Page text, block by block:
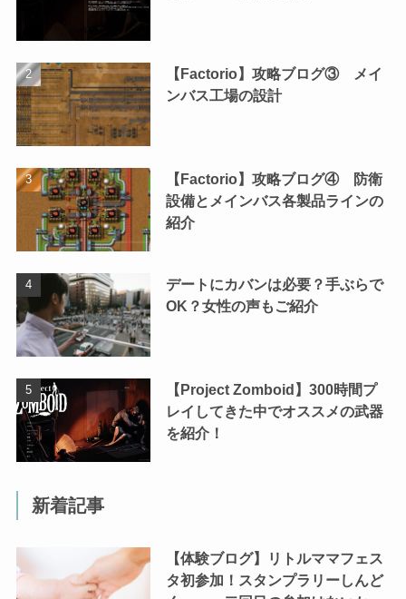
【Factorio】攻略ブログ③ メイ
ンバス工場の設計
【Factorio】攻略ブログ④ 防衛
設備とメインバス各製品ラインの
紹介
デートにカバンは必要？手ぶらで
OK？女性の声もご紹介
【Project Zomboid】300時間プ
レイしてきた中でオススメの武器
を紹介！
新着記事
【体験ブログ】リトルママフェス
タ初参加！スタンプラリーしんど